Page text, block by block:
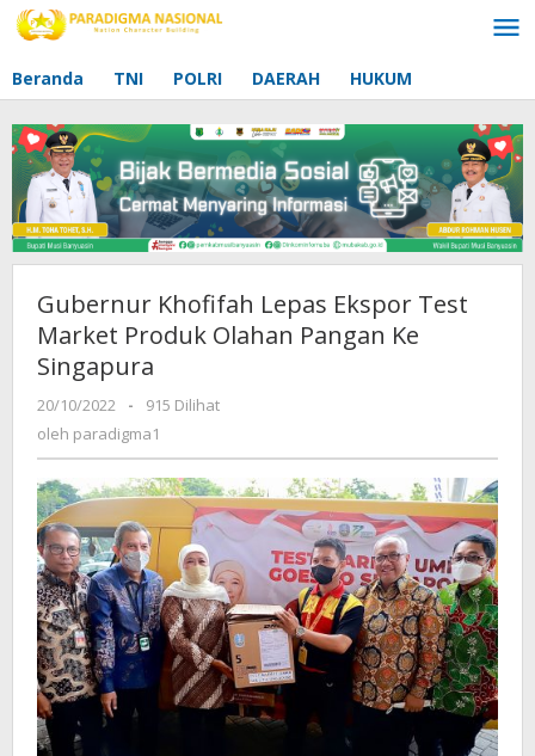
Lewati
ke
Beranda TNI POLRI DAERAH HUKUM
Gubernur Khofifah Lepas Ekspor Test
Market Produk Olahan Pangan Ke
Singapura
20/10/2022
oleh
paradigma1
-
915 Dilihat
oleh paradigma1